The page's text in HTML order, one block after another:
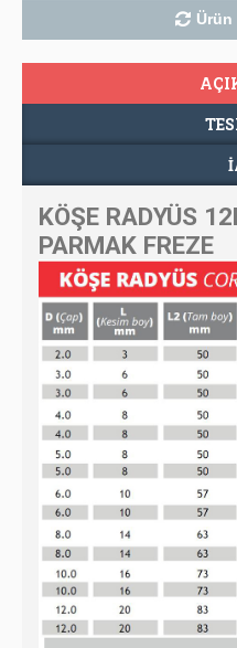
Ürün
KÖŞE RADYÜS
PARMAK FREZE